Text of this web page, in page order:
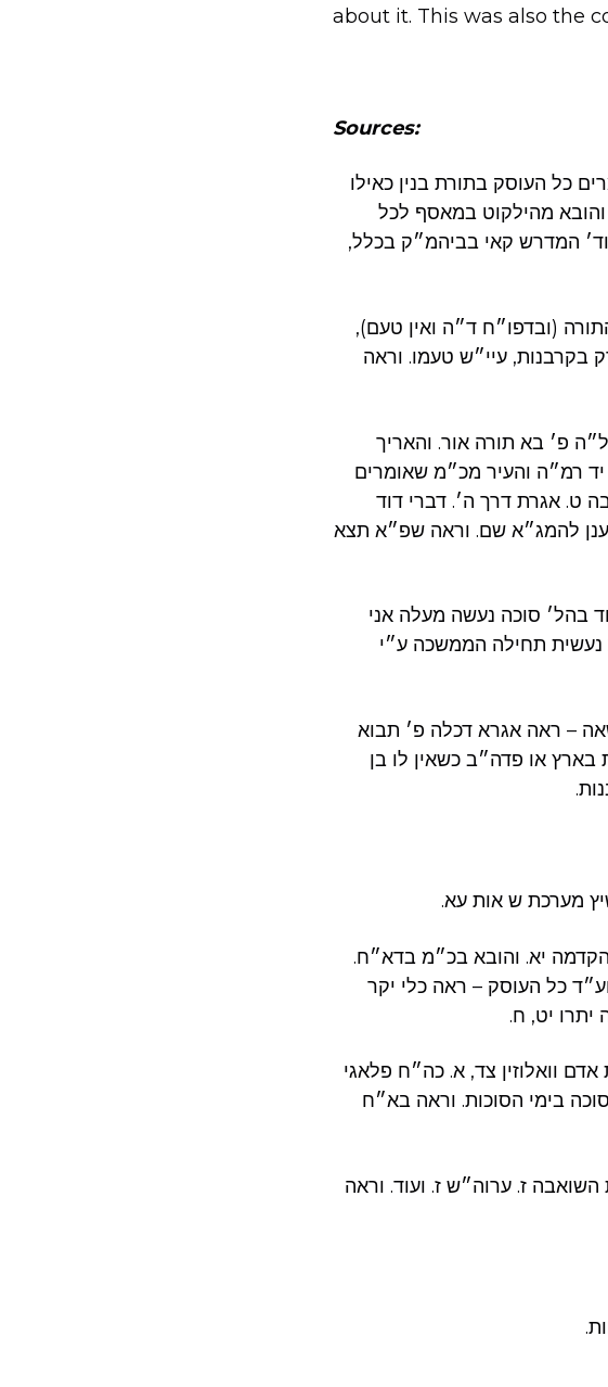
about it. This was also the
Sources:
כל העוסק בתורת בנין כאילו
ע״פ התנחומא – והובא מהילקוט במאסף לכל
המדרש קאי בביהמ״ק בכלל,
(ובדפו״ח ד״ה ואין טעם),
בקרבנות, עיי״ש טעמו. וראה
פ׳ בא תורה אור. והאריך
רמ״ה והעיר מכ״מ שאומרים
ט. אגרת דרך ה׳. דברי דוד
להמג״א שם. וראה שפ״א תצא
בהל׳ סוכה נעשה מעלה אני
נעשית תחילה הממשכה ע״י
– ראה אגרא דכלה פ׳ תבוא
או פדה״ב כשאין לו בן
מערכת ש אות עא.
יא. והובא בכ״מ בדא״ח.
כל העוסק – ראה כלי יקר
יתרו יט, ח.
וואלוזין צד, א. כה״ח פלאגי
בימי הסוכות. וראה בא״ח
ז. ערוה״ש ז. ועוד. וראה